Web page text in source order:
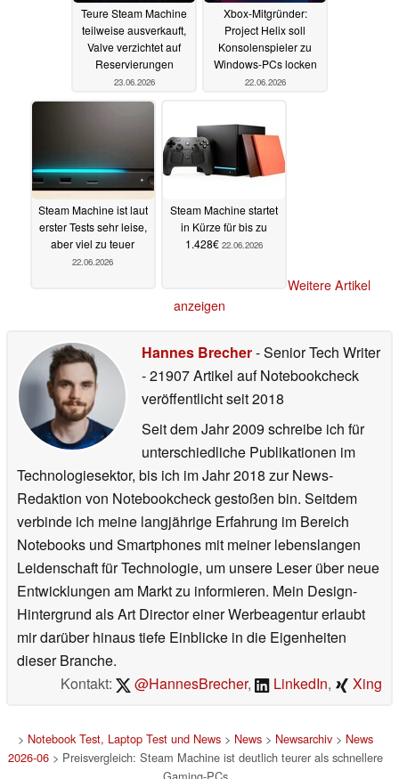
Teure Steam Machine
teilweise ausverkauft,
Valve verzichtet auf
Reservierungen
23.06.2026
Xbox-Mitgründer:
Project Helix soll
Konsolenspieler zu
Windows-PCs locken
22.06.2026
Steam Machine ist laut
erster Tests sehr leise,
aber viel zu teuer
22.06.2026
Steam Machine startet
in Kürze für bis zu
1.428€ 22.06.2026
Weitere Artikel
anzeigen
Hannes Brecher- Senior Tech Writer
- 21907 Artikel auf Notebookcheck
veröffentlichtseit 2018
Seit dem Jahr 2009 schreibe ich für
unterschiedliche Publikationen im
Technologiesektor, bis ich im Jahr 2018 zur News-
Redaktion von Notebookcheck gestoßen bin. Seitdem
verbinde ich meine langjährige Erfahrung im Bereich
Notebooks und Smartphones mit meiner lebenslangen
Leidenschaft für Technologie, um unsere Leser über neue
Entwicklungen am Markt zu informieren. Mein Design-
Hintergrund als Art Director einer Werbeagentur erlaubt
mir darüber hinaus tiefe Einblicke in die Eigenheiten
dieser Branche.
Kontakt:
@HannesBrecher, LinkedIn, Xing
> Notebook Test, Laptop Test und News> News> Newsarchiv> News
2026-06> Preisvergleich: Steam Machine ist deutlich teurer als schnellere